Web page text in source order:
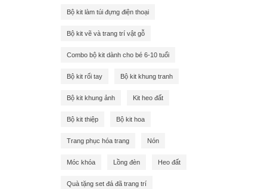
Bộ kit làm túi đựng điện thoại
Bộ kit vẽ và trang trí vật gỗ
Combo bộ kit dành cho bé 6-10 tuổi
Bộ kit rối tay Bộ kit khung tranh
Bộ kit khung ảnh Kit heo đất
Bộ kit thiệp Bộ kit hoa
Trang phục hóa trang Nón
Móc khóa Lồng đèn Heo đất
Quà tặng set đá đã trang trí